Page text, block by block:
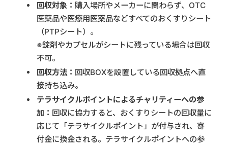
回収対象： 購入場所やメーカーに関わらず、OTC
医薬品や医療用医薬品などすべてのおくすりシート
（PTPシート）。
※錠剤やカプセルがシートに残っている場合は回収
不可。
回収方法： 回収BOXを設置している回収拠点へ直
接持ち込み。
テラサイクルポイントによるチャリティーへの参
加： 回収に協力すると、おくすりシートの回収量に
応じて「テラサイクルポイント」が付与され、寄
付金に換金される。テラサイクルポイントへの参